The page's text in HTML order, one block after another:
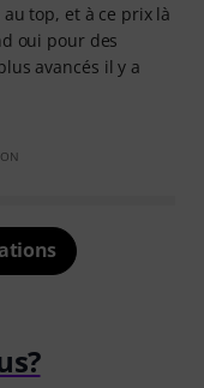
top, et à ce prix là
oui pour des
avancés il y a